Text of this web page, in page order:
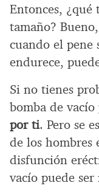
Entonces, ¿qué
tamaño?
cuando el pene
endurece,
Si no tienes
bomba de vacío
por ti. Pero se
de los
disfunción
vacío puede